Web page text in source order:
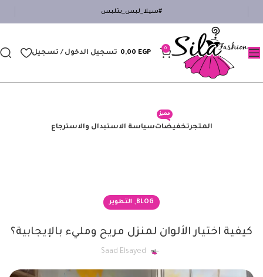
#سيلا_لبس_يتلبس
0
0,00 EGP تسجيل الدخول / تسجيل
المتجرتخفيضات
مميز
سياسة الاستبدال والاسترجاع
BLOG
, التطوير
كيفية اختيار الألوان لمنزل مريح ومليء بالإيجابية؟
Saad Elsayed